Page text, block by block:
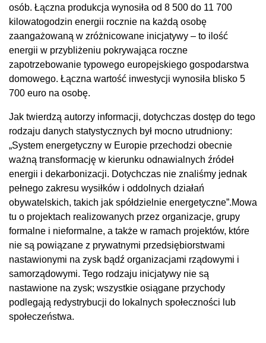
osób. Łączna produkcja wynosiła od 8 500 do 11 700
kilowatogodzin energii rocznie na każdą osobę
zaangażowaną w zróżnicowane inicjatywy – to ilość
energii w przybliżeniu pokrywająca roczne
zapotrzebowanie typowego europejskiego gospodarstwa
domowego. Łączna wartość inwestycji wynosiła blisko 5
700 euro na osobę.
Jak twierdzą autorzy informacji, dotychczas dostęp do tego
rodzaju danych statystycznych był mocno utrudniony:
„System energetyczny w Europie przechodzi obecnie
ważną transformację w kierunku odnawialnych źródeł
energii i dekarbonizacji. Dotychczas nie znaliśmy jednak
pełnego zakresu wysiłków i oddolnych działań
obywatelskich, takich jak spółdzielnie energetyczne”.Mowa
tu o projektach realizowanych przez organizacje, grupy
formalne i nieformalne, a także w ramach projektów, które
nie są powiązane z prywatnymi przedsiębiorstwami
nastawionymi na zysk bądź organizacjami rządowymi i
samorządowymi. Tego rodzaju inicjatywy nie są
nastawione na zysk; wszystkie osiągane przychody
podlegają redystrybucji do lokalnych społeczności lub
społeczeństwa.